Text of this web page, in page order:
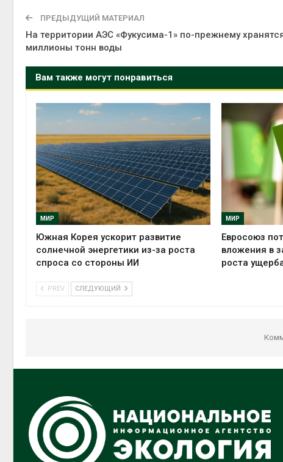
ПРЕДЫДУЩИЙ МАТЕРИАЛ
На территории АЭС «Фукусима-1» по-прежнему
миллионы тонн воды
Вам также могут понравиться
МИР
Южная Корея ускорит развитие
солнечной энергетики из-за роста
спроса со стороны ИИ
МИР
Евросоюз
вложения в
роста
PREV СЛЕДУЮЩИЙ